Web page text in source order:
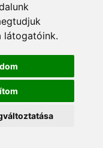
látogatóink.